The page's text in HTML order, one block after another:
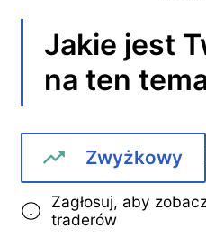
हिन्दी
Jakie jest
na ten
Zwyżkowy
Zagłosuj, aby
traderów